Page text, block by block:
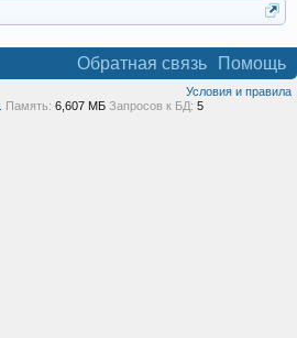
Обратная связь Помощь
Условия и правила
Память: 6,607 МБ Запросов к БД: 5